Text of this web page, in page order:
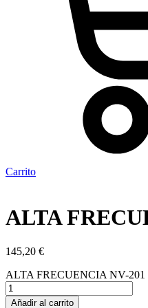
Carrito
ALTA
145,20 €
ALTA FRECUENCIA NV-201
Añadir al carrito